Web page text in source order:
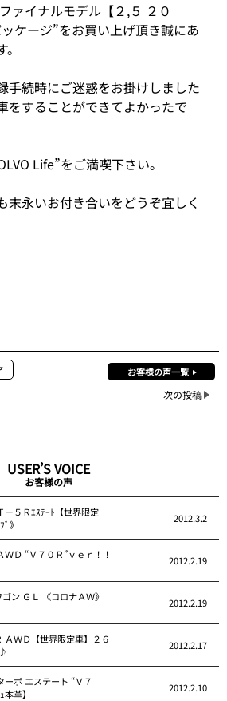
ァイナルモデル【２,５ ２０
ケージ”をお買い上げ頂き誠にあ
手続時にご迷惑をお掛けしました
をすることができてよかったで
Life”をご満喫下さい。
末永いお付き合いをどうぞ宜しく
お客様の声一覧
次の投稿
USER’S VOICE
お客様の声
－５Ｒｴｽﾃｰﾄ【世界限定
》
2012.3.2
Ｄ “Ｖ７０Ｒ”ｖｅｒ！！
2012.2.19
ン ＧＬ 《コロナＡＷ》
2012.2.19
ＡＷＤ【世界限定車】２６
2012.2.17
ーボ エステート “Ｖ７
革】
2012.2.10